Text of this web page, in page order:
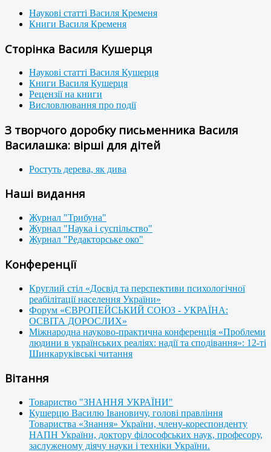
Наукові статті Василя Кременя
Книги Василя Кременя
Сторінка Василя Кушерця
Наукові статті Василя Кушерця
Книги Василя Кушерця
Рецензії на книги
Висловлювання про події
З творчого доробку письменника Василя
Василашка: вірші для дітей
Ростуть дерева, як дива
Наші видання
Журнал "Трибуна"
Журнал "Наука і суспільство"
Журнал "Редакторське око"
Конференції
Круглий стіл «Досвід та перспективи психологічної
реабілітації населення України»
Форум «ЄВРОПЕЙСЬКИЙ СОЮЗ - УКРАЇНА:
ОСВІТА ДОРОСЛИХ»
Міжнародна науково-практична конференція «Проблеми
людини в українських реаліях: надії та сподівання»: 12-ті
Шинкаруківські читання
Вітання
Товариство "ЗНАННЯ УКРАЇНИ"
Кушерцю Василю Івановичу, голові правління
Товариства «Знання» України, члену-кореспонденту
НАПН України, доктору філософських наук, професору,
заслуженому діячу науки і техніки України.